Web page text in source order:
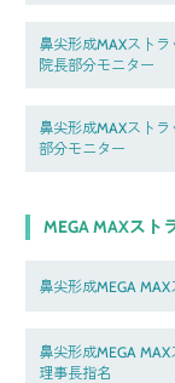
鼻尖形成MAXストラ
院長部分モニター
鼻尖形成MAXストラ
部分モニター
MEGA MAXスト
鼻尖形成MEGA
鼻尖形成MEGA
理事長指名